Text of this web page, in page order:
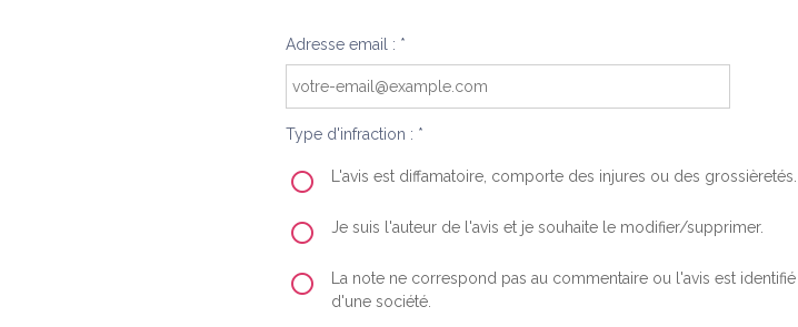
Adresse email : *
Type d'infraction : *
L'avis est diffamatoire, comporte des injures ou des grossièretés.
Je suis l'auteur de l'avis et je souhaite le modifier/supprimer.
La note ne correspond pas au commentaire ou l'avis est
d'une société.